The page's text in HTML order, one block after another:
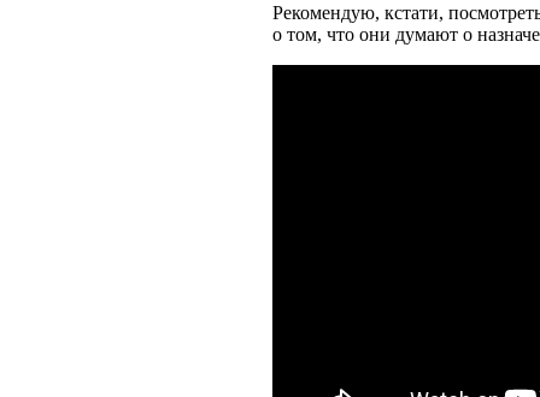
Рекомендую, кстати,
о том, что они думают о